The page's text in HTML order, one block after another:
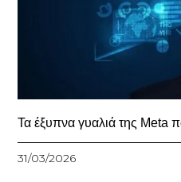
Τα έξυπνα γυαλιά της Meta
31/03/2026